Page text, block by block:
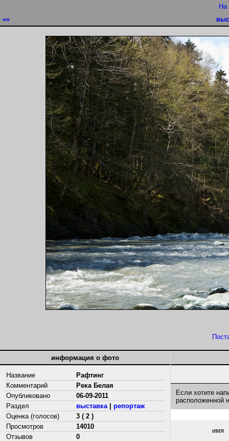
На
««
информация о фото
Название
Рафтинг
Комментарий
Река Белая
Опубликовано
06-09-2011
Раздел
выставка| репортаж
Оценка (голосов)
3 ( 2 )
Просмотров
14010
Отзывов
0
Если хотите
расположенной
имя